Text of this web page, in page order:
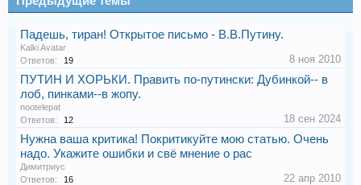
Падешь, тиран! Открытое письмо - В.В.Путину.
Kalki Avatar
Ответов:
19 8 ноя 2010
ПУТИН И ХОРЬКИ. Править по-путински: Дубинкой-- в
лоб, пинками--в жопу.
nootelepat
Ответов:
12 18 сен 2024
Нужна ваша критика! Покритикуйте мою статью. Очень
надо. Укажите ошибки и свё мнение о рас
Димитриус
Ответов:
16 22 апр 2010